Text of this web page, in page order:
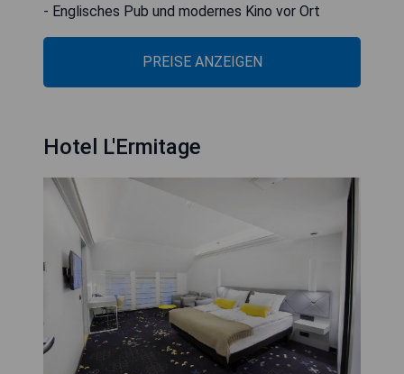
- Englisches Pub und modernes Kino vor Ort
PREISE ANZEIGEN
Hotel L'Ermitage